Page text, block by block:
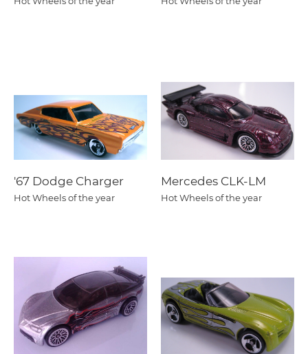
'67 Dodge Charger
Hot Wheels of the year
Mercedes CLK-LM
Hot Wheels of the year